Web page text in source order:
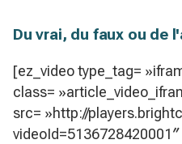
Du vrai, du faux ou de
[ez_video type_tag=
class=
src= »http://